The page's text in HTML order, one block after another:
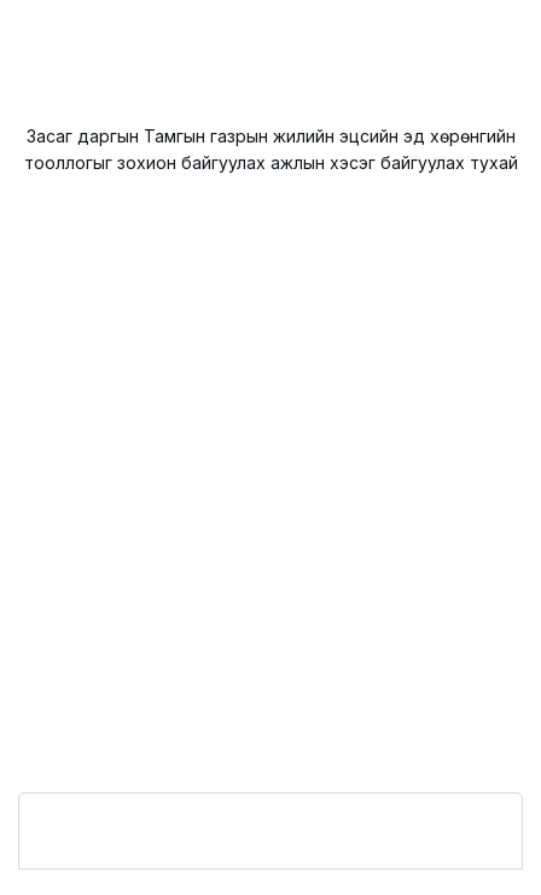
Засаг даргын Тамгын газрын жилийн эцсийн эд хөрөнгийн
тооллогыг зохион байгуулах ажлын хэсэг байгуулах тухай